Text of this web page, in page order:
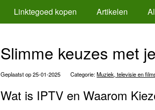
Linktegoed kopen Artikelen
Slimme keuzes met
Geplaatst op 25-01-2025 Categorie:Muziek, televisie en
Wat is IPTV en Waarom